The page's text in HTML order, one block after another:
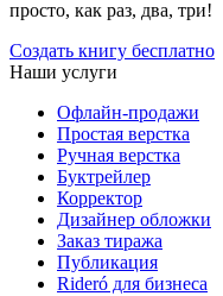
просто, как раз, два, три!
Создать книгу бесплатно
Наши услуги
Офлайн-продажи
Простая верстка
Ручная верстка
Буктрейлер
Корректор
Дизайнер обложки
Заказ тиража
Публикация
Rideró для бизнеса